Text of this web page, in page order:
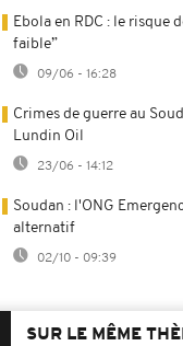
Ebola en RDC : le risque
faible”
09/06 - 16:28
Crimes de guerre au
Lundin Oil
23/06 - 14:12
Soudan : l'ONG
alternatif
02/10 - 09:39
SUR LE MÊME